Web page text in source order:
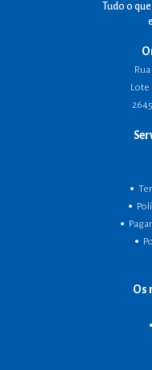
Tudo o
Lote
Os